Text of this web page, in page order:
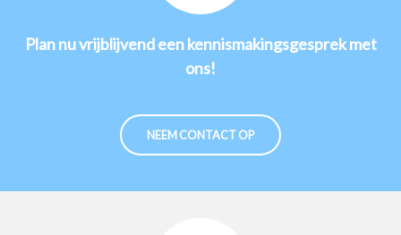
Plan nu vrijblijvend een kennismakingsgesprek met
ons!
NEEM CONTACT OP